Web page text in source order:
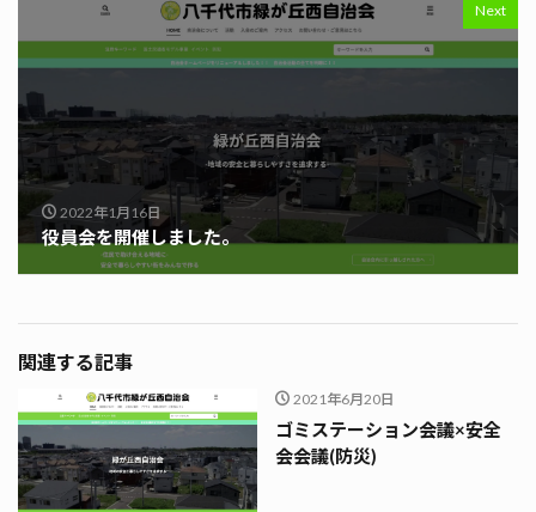
Next
2022年1月16日
役員会を開催しました。
関連する記事
2021年6月20日
ゴミステーション会議×安全
会会議(防災)